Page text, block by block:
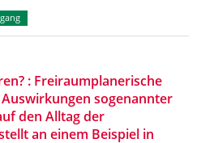
: Freiraumplanerische
sogenannter
den Alltag der
an einem Beispiel in